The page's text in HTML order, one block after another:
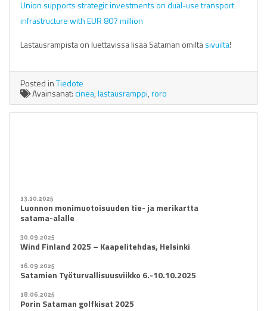
Union supports strategic investments on dual-use transport
infrastructure with EUR 807 million
Lastausrampista on luettavissa lisää Sataman omiltasivuilta!
Posted inTiedote
Avainsanat:cinea,lastausramppi,roro
13.10.2025
Luonnon monimuotoisuuden tie- ja merikartta
satama-alalle
30.09.2025
Wind Finland 2025 – Kaapelitehdas, Helsinki
16.09.2025
Satamien Työturvallisuusviikko 6.-10.10.2025
18.06.2025
Porin Sataman golfkisat 2025